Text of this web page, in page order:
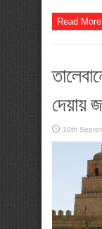
Read
দেয়ায়
10th